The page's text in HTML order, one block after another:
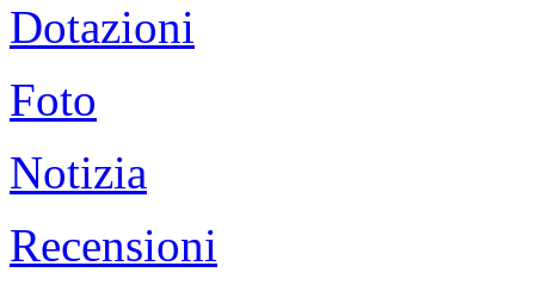
Dotazioni
Foto
Notizia
Recensioni